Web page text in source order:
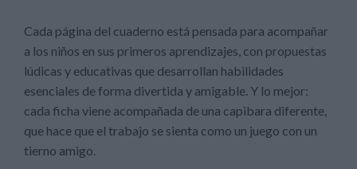
Cada página del cuaderno está pensada para acompañar
a los niños en sus primeros aprendizajes, con propuestas
lúdicas y educativas que desarrollan habilidades
esenciales de forma divertida y amigable. Y lo mejor:
cada ficha viene acompañada de una capibara diferente,
que hace que el trabajo se sienta como un juego con un
tierno amigo.